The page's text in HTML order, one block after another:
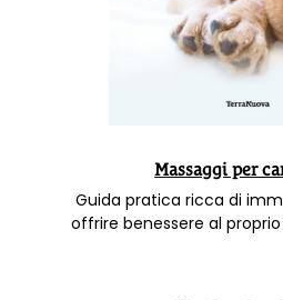
Massaggi per
Guida pratica ricca di
offrire